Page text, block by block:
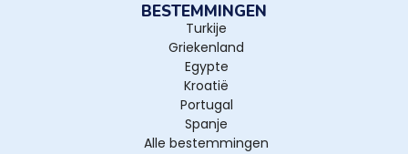
BESTEMMINGEN
Turkije
Griekenland
Egypte
Kroatië
Portugal
Spanje
Alle bestemmingen